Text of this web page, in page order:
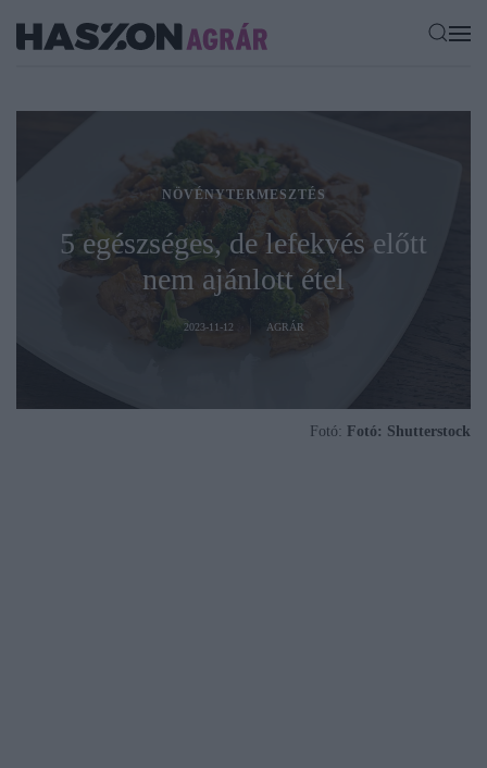
NÖVÉNYTERMESZTÉS
5 egészséges, de lefekvés előtt
nem ajánlott étel
2023-11-12 AGRÁR
Fotó: Fotó: Shutterstock